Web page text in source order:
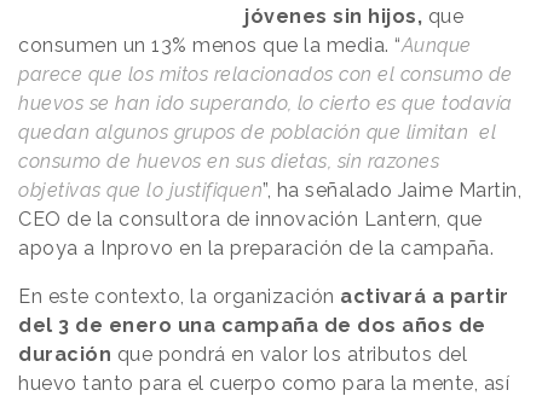
jóvenes sin hijos, que
consumen un 13% menos que la media. “Aunque
parece que los mitos relacionados con el consumo de
huevos se han ido superando, lo cierto es que todavía
quedan algunos grupos de población que limitan el
consumo de huevos en sus dietas, sin razones
objetivas que lo justifiquen”, ha señalado Jaime Martin,
CEO de la consultora de innovación Lantern, que
apoya a Inprovo en la preparación de la campaña.
En este contexto, la organización activará a partir
del 3 de enero una campaña de dos años de
duración que pondrá en valor los atributos del
huevo tanto para el cuerpo como para la mente, así